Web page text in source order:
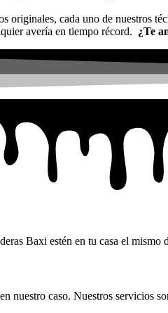
originales, cada uno de nuestros
avería en tiempo récord. ¿Te
Baxi estén en tu casa el
caso. Nuestros servicios